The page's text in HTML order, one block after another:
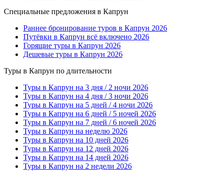
Специальные предложения в Капрун
Раннее бронирование туров в Капрун 2026
Путёвки в Капрун всё включено 2026
Горящие туры в Капрун 2026
Дешевые туры в Капрун 2026
Туры в Капрун по длительности
Туры в Капрун на 3 дня / 2 ночи 2026
Туры в Капрун на 4 дня / 3 ночи 2026
Туры в Капрун на 5 дней / 4 ночи 2026
Туры в Капрун на 6 дней / 5 ночей 2026
Туры в Капрун на 7 дней / 6 ночей 2026
Туры в Капрун на неделю 2026
Туры в Капрун на 10 дней 2026
Туры в Капрун на 12 дней 2026
Туры в Капрун на 14 дней 2026
Туры в Капрун на 2 недели 2026